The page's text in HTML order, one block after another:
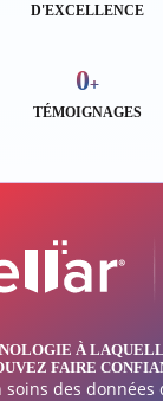
D'EXCELLENCE
0+
TÉMOIGNAGES
À
FAIRE
soins des données